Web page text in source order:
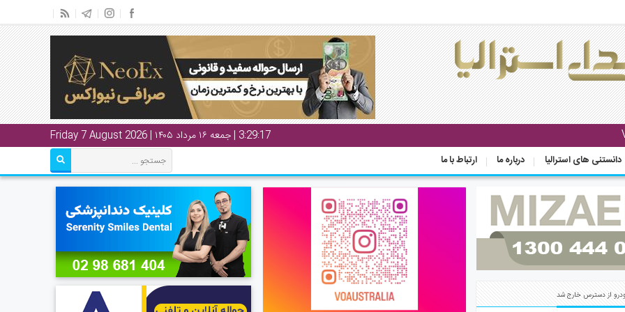
3:29:17 | جمعه ۱۶ مرداد ۱۴۰۵ | Friday 7 August 2026
دانستنی های استرالیا درباره ما ارتباط با ما